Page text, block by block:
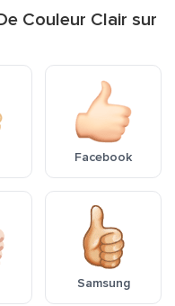
Couleur Clair sur
Facebook
Samsung